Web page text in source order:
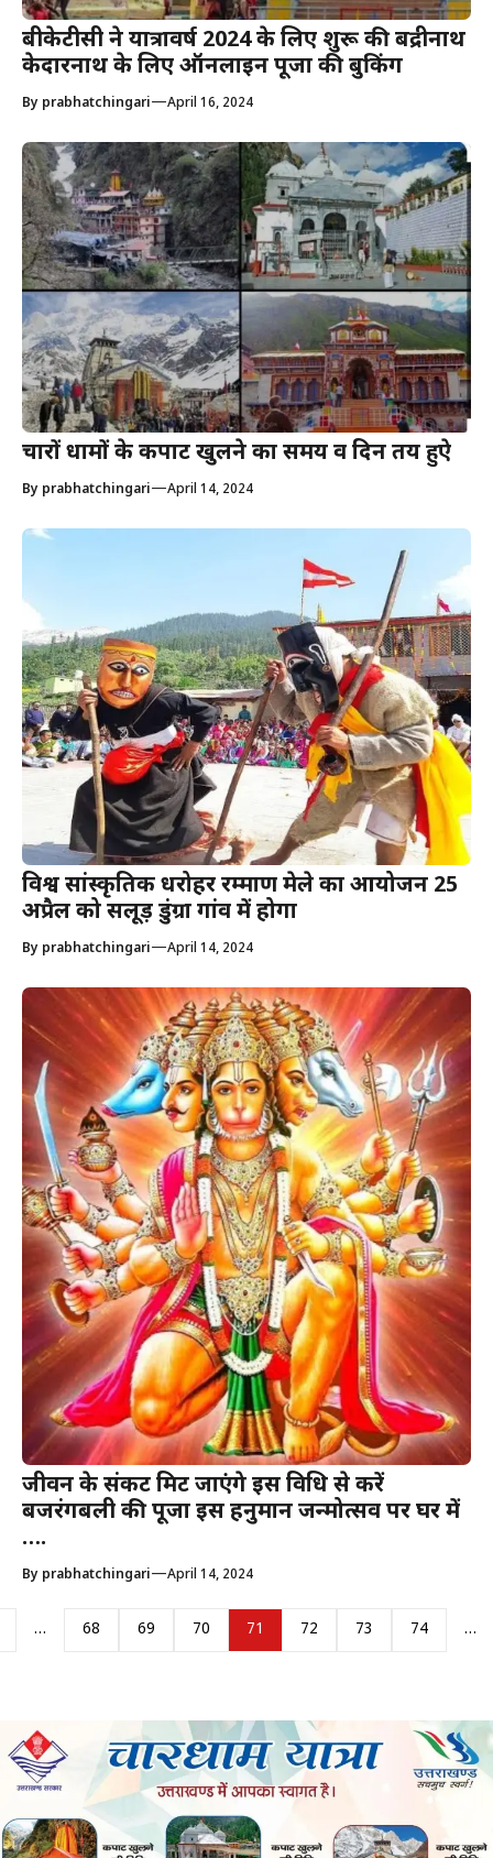
बीकेटीसी ने यात्रावर्ष 2024 के लिए शुरू की बद्रीनाथ
केदारनाथ के लिए ऑनलाइन पूजा की बुकिंग
By prabhatchingari—April 16, 2024
चारों धामों के कपाट खुलने का समय व दिन तय हुऐ
By prabhatchingari—April 14, 2024
विश्व सांस्कृतिक धरोहर रम्माण मेले का आयोजन 25
अप्रैल को सलूड़ डुंग्रा गांव में होगा
By prabhatchingari—April 14, 2024
जीवन के संकट मिट जाएंगे इस विधि से करें
बजरंगबली की पूजा इस हनुमान जन्मोत्सव पर घर में
….
By prabhatchingari—April 14, 2024
… 68 69 70 71 72 73 74 …